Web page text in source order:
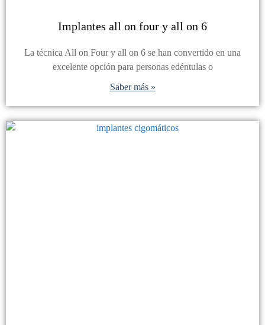
Implantes all on four y all on 6
La técnica All on Four y all on 6 se han convertido en una
excelente opción para personas edéntulas o
Saber más »